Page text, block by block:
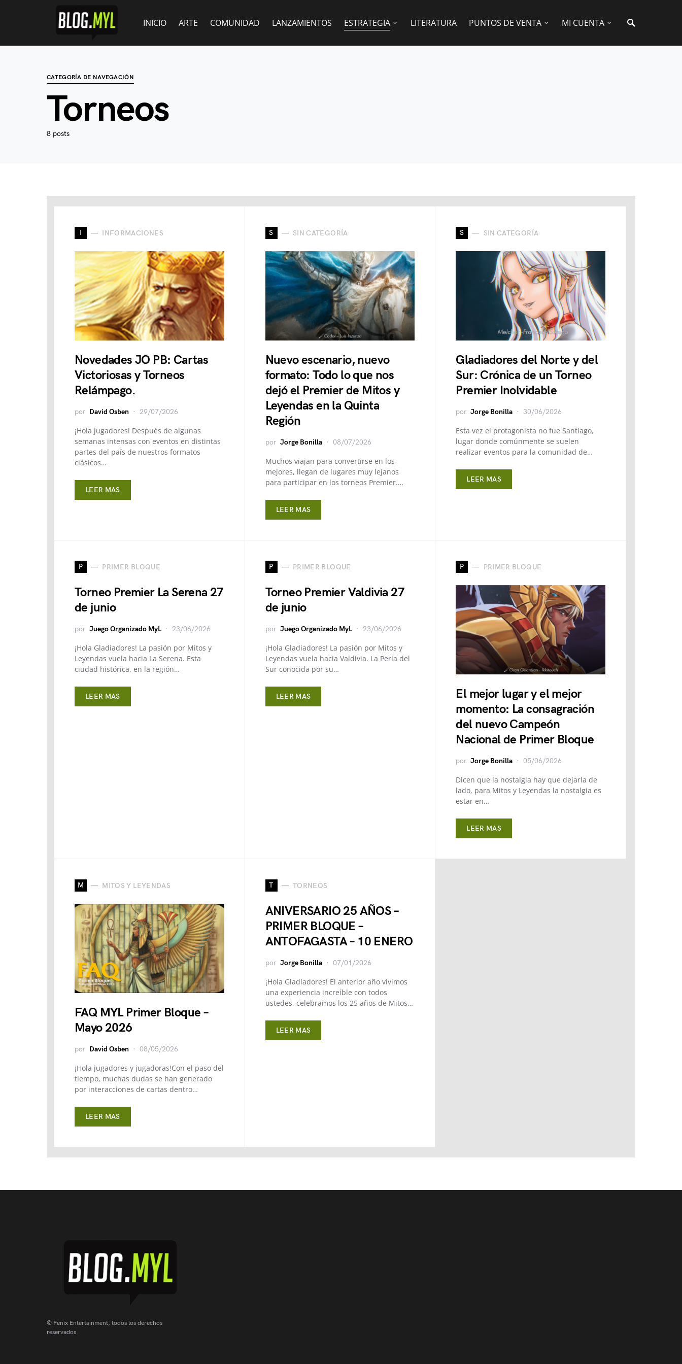
INICIO ARTE COMUNIDAD LANZAMIENTOS ESTRATEGIA LITERATURA PUNTOS DE VENTA MI CUENTA
CATEGORÍA DE NAVEGACIÓN
Torneos
8 posts
I INFORMACIONES
Novedades JO PB: Cartas
Victoriosas y Torneos
Relámpago.
por David Osben 29/07/2026
¡Hola jugadores! Después de algunas
semanas intensas con eventos en distintas
partes del país de nuestros formatos
clásicos…
LEER MAS
S SIN CATEGORÍA
Nuevo escenario, nuevo
formato: Todo lo que nos
dejó el Premier de Mitos y
Leyendas en la Quinta
Región
por Jorge Bonilla 08/07/2026
Muchos viajan para convertirse en los
mejores, llegan de lugares muy lejanos
para participar en los torneos Premier.…
LEER MAS
S SIN CATEGORÍA
Gladiadores del Norte y del
Sur: Crónica de un Torneo
Premier Inolvidable
por Jorge Bonilla 30/06/2026
Esta vez el protagonista no fue Santiago,
lugar donde comúnmente se suelen
realizar eventos para la comunidad de…
LEER MAS
P PRIMER BLOQUE
Torneo Premier La Serena 27
de junio
por Juego Organizado MyL 23/06/2026
¡Hola Gladiadores! La pasión por Mitos y
Leyendas vuela hacia La Serena. Esta
ciudad histórica, en la región…
LEER MAS
P PRIMER BLOQUE
Torneo Premier Valdivia 27
de junio
por Juego Organizado MyL 23/06/2026
¡Hola Gladiadores! La pasión por Mitos y
Leyendas vuela hacia Valdivia. La Perla del
Sur conocida por su…
LEER MAS
P PRIMER BLOQUE
El mejor lugar y el mejor
momento: La consagración
del nuevo Campeón
Nacional de Primer Bloque
por Jorge Bonilla 05/06/2026
Dicen que la nostalgia hay que dejarla de
lado, para Mitos y Leyendas la nostalgia es
estar en…
LEER MAS
M MITOS Y LEYENDAS
FAQ MYL Primer Bloque –
Mayo 2026
por David Osben 08/05/2026
¡Hola jugadores y jugadoras!Con el paso del
tiempo, muchas dudas se han generado
por interacciones de cartas dentro…
LEER MAS
T TORNEOS
ANIVERSARIO 25 AÑOS –
PRIMER BLOQUE –
ANTOFAGASTA – 10 ENERO
por Jorge Bonilla 07/01/2026
¡Hola Gladiadores! El anterior año vivimos
una experiencia increíble con todos
ustedes, celebramos los 25 años de Mitos…
LEER MAS
© Fenix Entertainment, todos los derechos
reservados.